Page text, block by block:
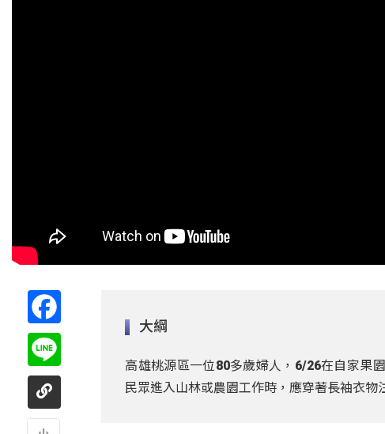
大綱
高雄桃源區一位80多歲婦人，6/26在自家果
民眾進入山林或農園工作時，應穿著長袖衣